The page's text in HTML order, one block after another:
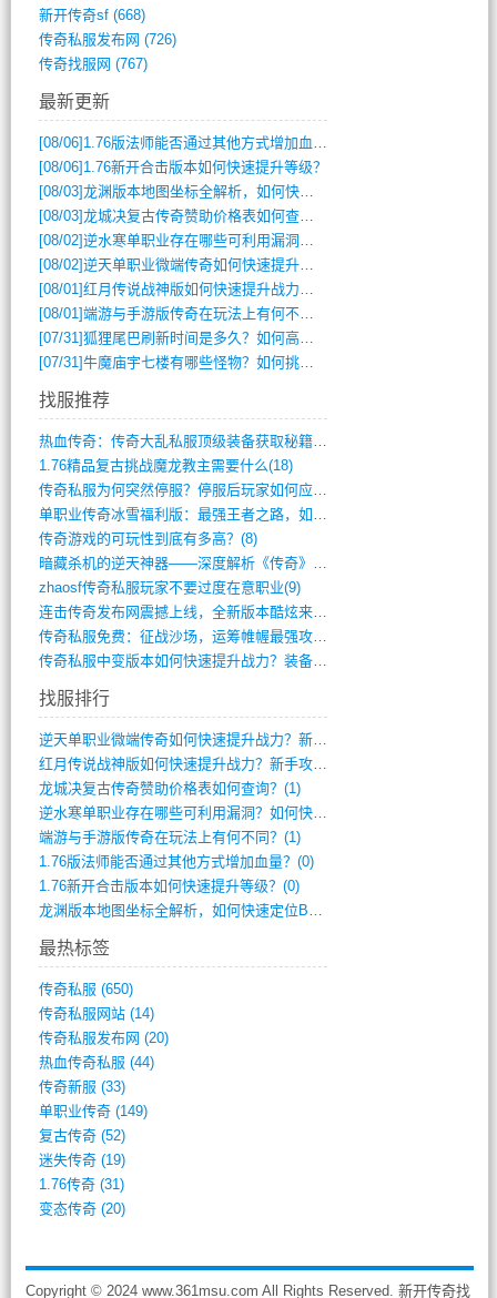
新开传奇sf(668)
传奇私服发布网 (726)
传奇找服网 (767)
最新更新
[08/06] 1.76版法师能否通过其他方式增加血量？
[08/06] 1.76新开合击版本如何快速提升等级？
[08/03]龙渊版本地图坐标全解析，如何快速定位BOSS位置？
[08/03]龙城决复古传奇赞助价格表如何查询？
[08/02]逆水寒单职业存在哪些可利用漏洞？如何快速提升战力？
[08/02]逆天单职业微端传奇如何快速提升战力？新手必看攻略
[08/01]红月传说战神版如何快速提升战力？新手攻略全解析？
[08/01]端游与手游版传奇在玩法上有何不同？
[07/31]狐狸尾巴刷新时间是多久？如何高效获取传奇手游中的狐狸尾巴？
[07/31]牛魔庙宇七楼有哪些怪物？如何挑战它们？
找服推荐
热血传奇：传奇大乱私服顶级装备获取秘籍(887)
1.76精品复古挑战魔龙教主需要什么(18)
传奇私服为何突然停服？停服后玩家如何应对(744)
单职业传奇冰雪福利版：最强王者之路，如何(659)
传奇游戏的可玩性到底有多高？(8)
暗藏杀机的逆天神器——深度解析《传奇》祈(374)
zhaosf传奇私服玩家不要过度在意职业(9)
连击传奇发布网震撼上线，全新版本酷炫来袭(12)
传奇私服免费：征战沙场，运筹帷幄最强攻城(516)
传奇私服中变版本如何快速提升战力？装备强(1012)
找服排行
逆天单职业微端传奇如何快速提升战力？新手(2)
红月传说战神版如何快速提升战力？新手攻略(2)
龙城决复古传奇赞助价格表如何查询？(1)
逆水寒单职业存在哪些可利用漏洞？如何快速(1)
端游与手游版传奇在玩法上有何不同？(1)
1.76版法师能否通过其他方式增加血量？(0)
1.76新开合击版本如何快速提升等级？(0)
龙渊版本地图坐标全解析，如何快速定位BO(0)
最热标签
传奇私服 (650)
传奇私服网站(14)
传奇私服发布网 (20)
热血传奇私服 (44)
传奇新服 (33)
单职业传奇(149)
复古传奇(52)
迷失传奇(19)
1.76传奇(31)
变态传奇(20)
Copyright © 2024 www.361msu.com All Rights Reserved. 新开传奇找